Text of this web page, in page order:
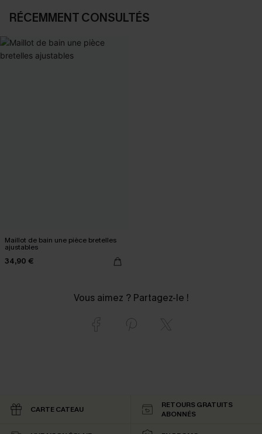
RÉCEMMENT CONSULTÉS
Maillot de bain une pièce bretelles
ajustables
34,90 €
Vous aimez ? Partagez-le !
CARTE CATEAU
RETOURS GRATUITS
ABONNÉS